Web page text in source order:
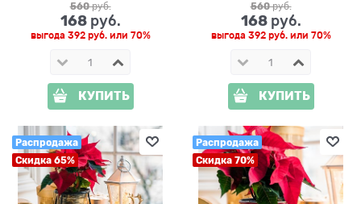
560 руб.
168 руб.
выгода 392 руб.или 70%
КУПИТЬ
560 руб.
168 руб.
выгода 392 руб.или 70%
КУПИТЬ
Распродажа
Скидка 65%
Распродажа
Скидка 70%